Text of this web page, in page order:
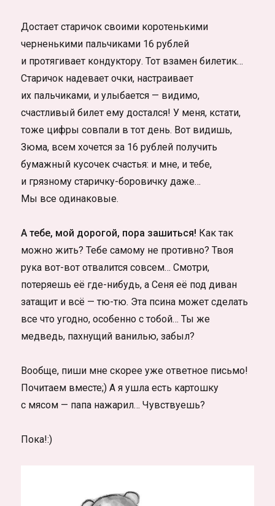
Достает старичок своими коротенькими
черненькими пальчиками 16 рублей
и протягивает кондуктору. Тот взамен билетик…
Старичок надевает очки, настраивает
их пальчиками, и улыбается — видимо,
счастливый билет ему достался! У меня, кстати,
тоже цифры совпали в тот день. Вот видишь,
Зюма, всем хочется за 16 рублей получить
бумажный кусочек счастья: и мне, и тебе,
и грязному старичку-боровичку даже…
Мы все одинаковые.
А тебе, мой дорогой, пора зашиться! Как так
можно жить? Тебе самому не противно? Твоя
рука вот-вот отвалится совсем… Смотри,
потеряешь её где-нибудь, а Сеня её под диван
затащит и всё — тю-тю. Эта псина может сделать
все что угодно, особенно с тобой… Ты же
медведь, пахнущий ванилью, забыл?
Вообще, пиши мне скорее уже ответное письмо!
Почитаем вместе;) А я ушла есть картошку
с мясом — папа нажарил… Чувствуешь?
Пока!:)